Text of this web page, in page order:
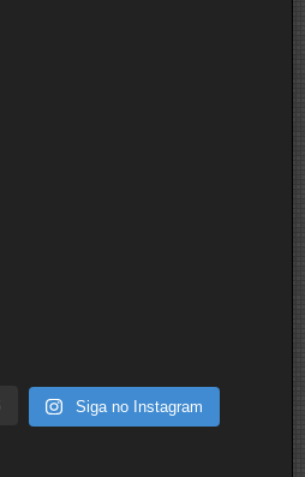
Siga no Instagram